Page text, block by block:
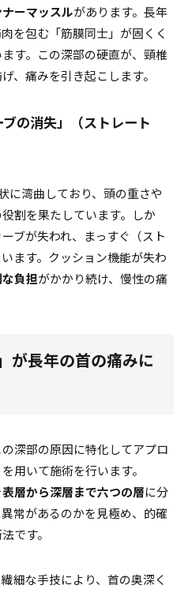
ーマッスルがあります。長年
を包む「筋膜同士」が固くく
す。この深部の硬直が、頸椎
、痛みを引き起こします。
の消失」（ストレート
に湾曲しており、頭の重さや
割を果たしています。しか
ブが失われ、まっすぐ（スト
ます。クッション機能が失わ
負担がかかり続け、慢性の痛
が長年の首の痛みに
深部の原因に特化してアプロ
を用いて施術を行います。
表層から深層まで六つの層に分
常があるのかを見極め、的確
です。
細な手技により、首の奥深く